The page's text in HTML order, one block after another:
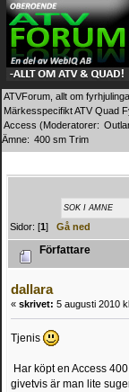
ATVForum, allt om
Märkesspecifikt ATV Quad
Access (Moderatorer:
Ämne: 400 sm Trim
Sidor: [1]Gå ned
Författare
dallara
« skrivet: 5 augusti 2010
Tjenis
Har köpt en Access
givetvis är man lite